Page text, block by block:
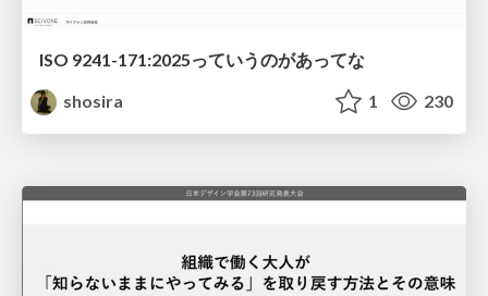
ISO 9241-171:2025っていうのがあってな
shosira
1 230